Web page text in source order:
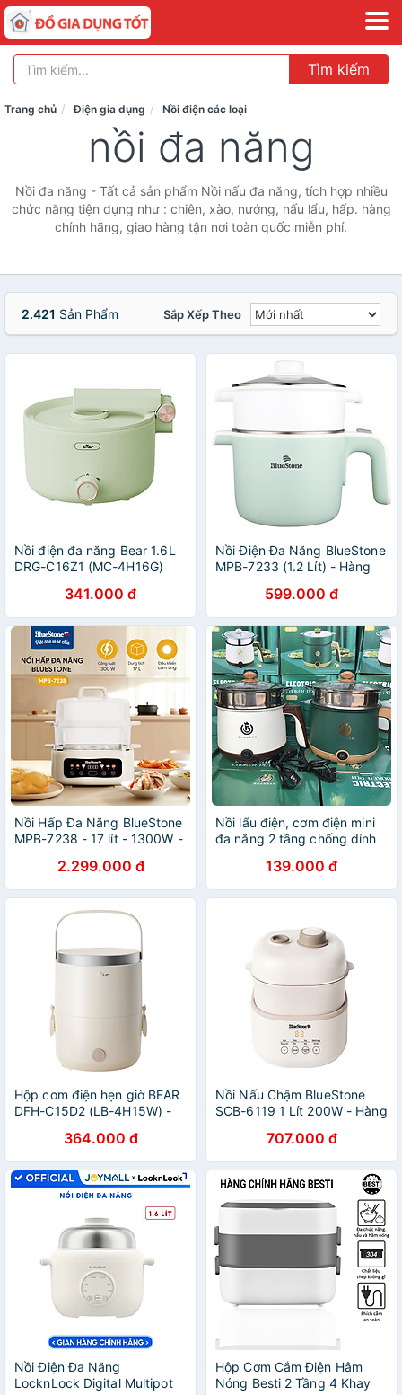
Tìm kiếm
Trang chủ Điện gia dụng Nồi điện các loại
nồi đa năng
Nồi đa năng - Tất cả sản phẩm Nồi nấu đa năng, tích hợp nhiều
chức năng tiện dụng như : chiên, xào, nướng, nấu lẩu, hấp. hàng
chính hãng, giao hàng tận nơi toàn quốc miễn phí.
2.421 Sản Phẩm Sắp Xếp Theo
Nồi điện đa năng Bear 1.6L
DRG-C16Z1 (MC-4H16G)
Chính Hãng341.000 đ
Nồi Điện Đa Năng BlueStone
MPB-7233 (1.2 Lít) - Hàng
599.000 đ
Nồi Hấp Đa Năng BlueStone
MPB-7238 - 17 lít - 1300W -
Chính Hãng2.299.000 đ
Nồi lẩu điện, cơm điện mini
đa năng 2 tầng chống dính
hãng/nhập khẩu Shanban
18cm phù hợp Chiên, Xào,
Hấp, Nướng
139.000 đ
Hộp cơm điện hẹn giờ BEAR
DFH-C15D2 (LB-4H15W) -
364.000 đ
Nồi Nấu Chậm BlueStone
SCB-6119 1 Lít 200W - Hàng
707.000 đ
Nồi Điện Đa Năng
LocknLock Digital Multipot
Hộp Cơm Cắm Điện Hâm
Nóng Besti 2 Tầng 4 Khay